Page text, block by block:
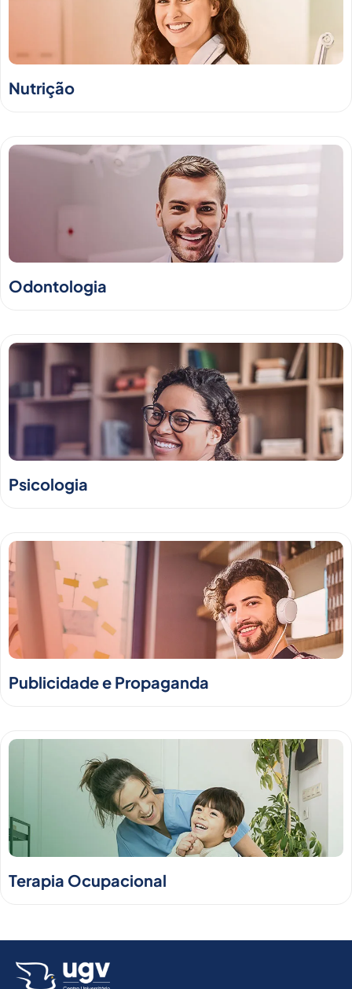
Nutrição
Odontologia
Psicologia
Publicidade e Propaganda
Terapia Ocupacional